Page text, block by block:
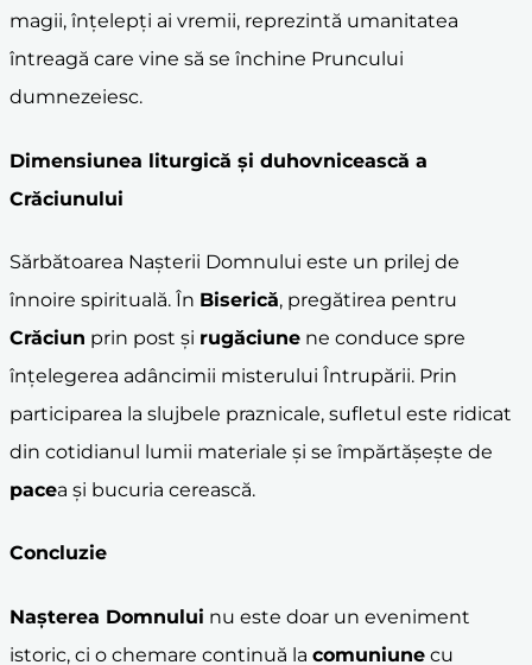
magii, înțelepți ai vremii, reprezintă umanitatea
întreagă care vine să se închine Pruncului
dumnezeiesc.
Dimensiunea liturgică și duhovnicească a
Crăciunului
Sărbătoarea Nașterii Domnului este un prilej de
înnoire spirituală. În Biserică, pregătirea pentru
Crăciun prin post și rugăciune ne conduce spre
înțelegerea adâncimii misterului Întrupării. Prin
participarea la slujbele praznicale, sufletul este ridicat
din cotidianul lumii materiale și se împărtășește de
pacea și bucuria cerească.
Concluzie
Nașterea Domnului nu este doar un eveniment
istoric, ci o chemare continuă la comuniune cu